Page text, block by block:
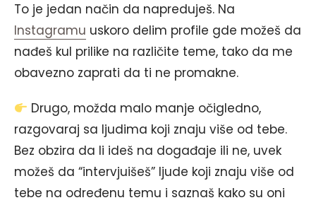
To je jedan način da napreduješ. Na
Instagramu uskoro delim profile gde možeš da
nađeš kul prilike na različite teme, tako da me
obavezno zaprati da ti ne promakne.
Drugo, možda malo manje očigledno,
razgovaraj sa ljudima koji znaju više od tebe.
Bez obzira da li ideš na događaje ili ne, uvek
možeš da “intervjuišeš” ljude koji znaju više od
tebe na određenu temu i saznaš kako su oni